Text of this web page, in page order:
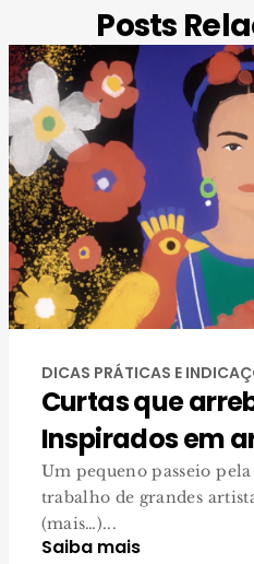
Posts
DICAS PRÁTICAS E
Curtas que
Inspirados em
Um pequeno passeio
trabalho de grandes
(mais…)...
Saiba mais